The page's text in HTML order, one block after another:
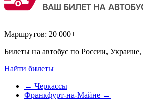
Маршрутов: 20 000+
Билеты на автобус по России,
Найти билеты
← Черкассы
Франкфурт-на-Майне →